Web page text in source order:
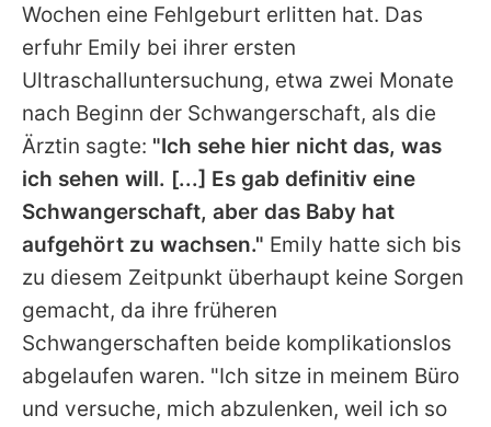
Utiq verwalten
Wochen eine Fehlgeburt erlitten hat. Das
erfuhr Emily bei ihrer ersten
Ultraschalluntersuchung, etwa zwei Monate
nach Beginn der Schwangerschaft, als die
Ärztin sagte: "Ich sehe hier nicht das, was
ich sehen will. [...] Es gab definitiv eine
Schwangerschaft, aber das Baby hat
aufgehört zu wachsen." Emily hatte sich bis
zu diesem Zeitpunkt überhaupt keine Sorgen
gemacht, da ihre früheren
Schwangerschaften beide komplikationslos
abgelaufen waren. "Ich sitze in meinem Büro
und versuche, mich abzulenken, weil ich so